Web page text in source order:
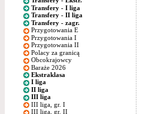
Transfery - I liga
Transfery - II liga
Transfery - zagr.
Przygotowania E
Przygotowania I
Przygotowania II
Polacy za granicą
Obcokrajowcy
Baraże 2026
Ekstraklasa
I liga
II liga
III liga
III liga, gr. I
III liga, gr. II